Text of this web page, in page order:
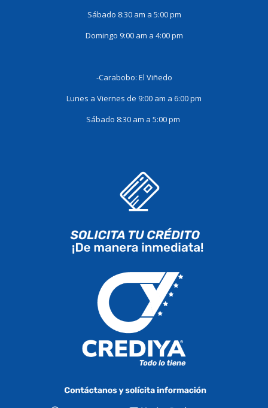
Sábado 8:30 am a 5:00 pm
Domingo 9:00 am a 4:00 pm
-Carabobo: El Viñedo
Lunes a Viernes de 9:00 am a 6:00 pm
Sábado 8:30 am a 5:00 pm